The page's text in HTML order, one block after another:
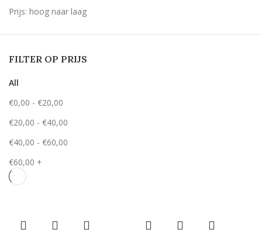
Prijs: hoog naar laag
FILTER OP PRIJS
All
€0,00 - €20,00
€20,00 - €40,00
€40,00 - €60,00
€60,00 +